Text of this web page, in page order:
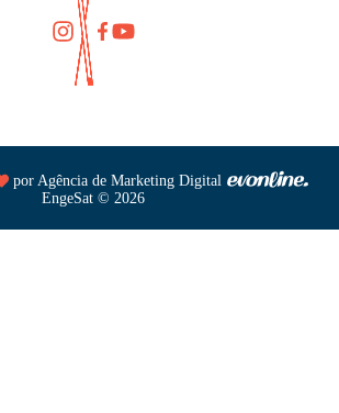
por Agência de Marketing Digital
EngeSat © 2026